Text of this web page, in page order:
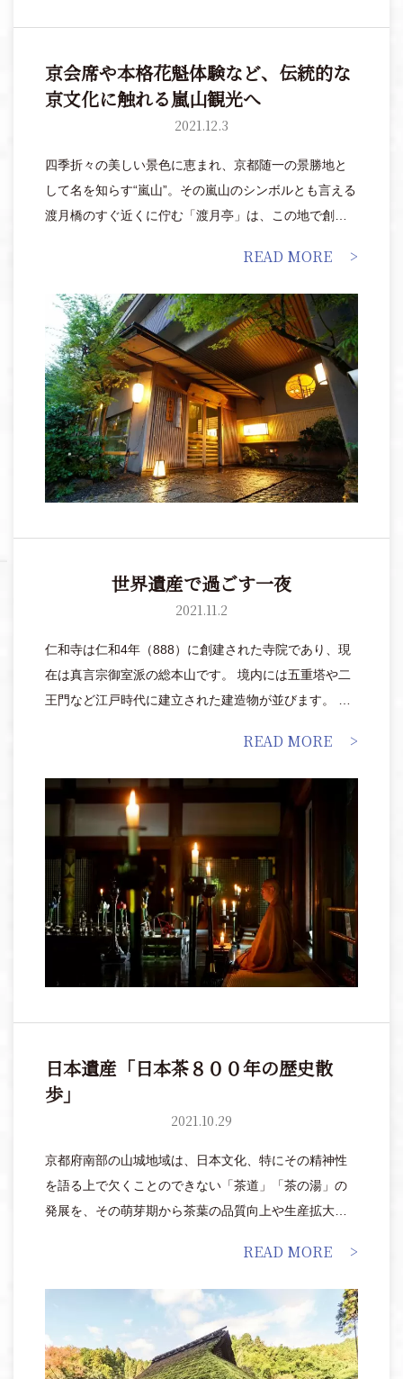
京会席や本格花魁体験など、伝統的な
京文化に触れる嵐山観光へ
2021.12.3
四季折々の美しい景色に恵まれ、京都随一の景勝地と
して名を知らす“嵐山”。その嵐山のシンボルとも言える
渡月橋のすぐ近くに佇む「渡月亭」は、この地で創業
で35分ほど、大阪梅田からも1時間以内と電車でもアク
セスしやすく、関西一円の旅の宿としてもおすすめし
たい便利な場所にあります。山と川が織りなす絵巻物
のような景色を、五感を研ぎ澄まして心ゆくまで堪能
して。
READ MORE
世界遺産で過ごす一夜
2021.11.2
仁和寺は仁和4年（888）に創建された寺院であり、現
在は真言宗御室派の総本山です。 境内には五重塔や二
王門など江戸時代に建立された建造物が並びます。 同
が、建物と同様、 当時と同じ姿を現在に伝えていま
す。平成6年には世界遺産に登録されました。
READ MORE
日本遺産「日本茶８００年の歴史散
歩」
2021.10.29
京都府南部の山城地域は、日本文化、特にその精神性
を語る上で欠くことのできない「茶道」「茶の湯」の
発展を、その萌芽期から茶葉の品質向上や生産拡大の
培や製茶技術の工夫・革新を繰り返し、日本茶を代表
する「抹茶」「煎茶」「玉露」を生みだしています。
READ MORE